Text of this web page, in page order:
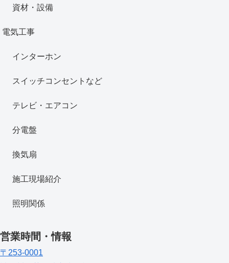
資材・設備
電気工事
インターホン
スイッチコンセントなど
テレビ・エアコン
分電盤
換気扇
施工現場紹介
照明関係
営業時間・情報
〒253-0001